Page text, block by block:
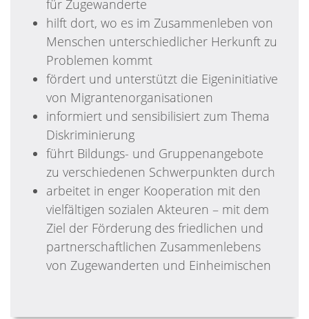
für Zugewanderte
hilft dort, wo es im Zusammenleben von
Menschen unterschiedlicher Herkunft zu
Problemen kommt
fördert und unterstützt die Eigeninitiative
von Migrantenorganisationen
informiert und sensibilisiert zum Thema
Diskriminierung
führt Bildungs- und Gruppenangebote
zu verschiedenen Schwerpunkten durch
arbeitet in enger Kooperation mit den
vielfältigen sozialen Akteuren – mit dem
Ziel der Förderung des friedlichen und
partnerschaftlichen Zusammenlebens
von Zugewanderten und Einheimischen